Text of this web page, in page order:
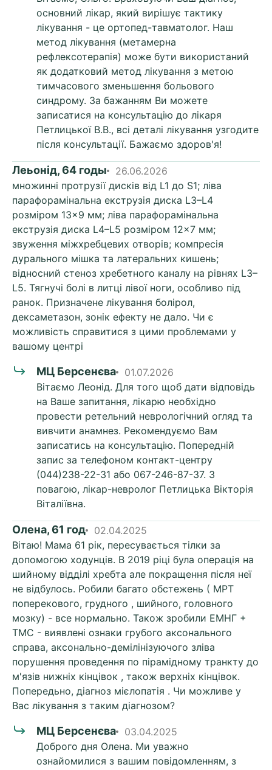
основний лікар, який вирішує тактику
лікування - це ортопед-тавматолог. Наш
метод лікування (метамерна
рефлексотерапія) може бути використаний
як додатковий метод лікування з метою
тимчасового зменьшення больового
синдрому. За бажанням Ви можете
записатися на консультацію до лікаря
Петлицької В.В., всі деталі лікування узгодите
після консультації. Бажаємо здоров'я!
Леьонід, 64 годы
26.06.2026
множинні протрузії дисків від L1 до S1; ліва
парафорамінальна екструзія диска L3–L4
розміром 13×9 мм; ліва парафорамінальна
екструзія диска L4–L5 розміром 12×7 мм;
звуження міжхребцевих отворів; компресія
дурального мішка та латеральних кишень;
відносний стеноз хребетного каналу на рівнях L3–
L5. Тягнучі болі в литці лівої ноги, особливо під
ранок. Призначене лікування болірол,
дексаметазон, зонік ефекту не дало. Чи є
можливість справитися з цими проблемами у
вашому центрі
МЦ Берсенєва
01.07.2026
Вітаємо Леонід. Для того щоб дати відповідь
на Ваше запитання, лікарю необхідно
провести ретельний неврологічний огляд та
вивчити анамнез. Рекомендуємо Вам
записатись на консультацію. Попередній
запис за телефоном контакт-центру
(044)238-22-31 або 067-246-87-37. З
повагою, лікар-невролог Петлицька Вікторія
Віталіївна.
Олена, 61 год
02.04.2025
Вітаю! Мама 61 рік, пересувається тілки за
допомогою ходунців. В 2019 ріці була операція на
шийному відділі хребта але покращення після неї
не відбулось. Робили багато обстежень ( МРТ
поперекового, грудного , шийного, головного
мозку) - все нормально. Також зробили ЕМНГ +
ТМС - виявлені ознаки грубого аксонального
справа, аксонально-демілінізуючого зліва
порушення проведення по пірамідному транкту до
м'язів нижніх кінцівок , також верхніх кінцівок.
Попередьно, діагноз мієлопатія . Чи можливе у
Вас лікування з таким діагнозом?
МЦ Берсенєва
03.04.2025
Доброго дня Олена. Ми уважно
ознайомилися з вашим повідомленням, з